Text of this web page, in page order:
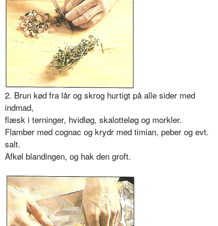
2. Brun kød fra lår og skrog hurtigt på alle sider med
indmad,
flæsk i terninger, hvidløg, skalotteløg og morkler.
Flamber med cognac og krydr med timian, peber og evt.
salt.
Afkøl blandingen, og hak den groft.